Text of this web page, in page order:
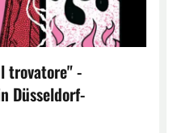
trovatore" -
Düsseldorf-